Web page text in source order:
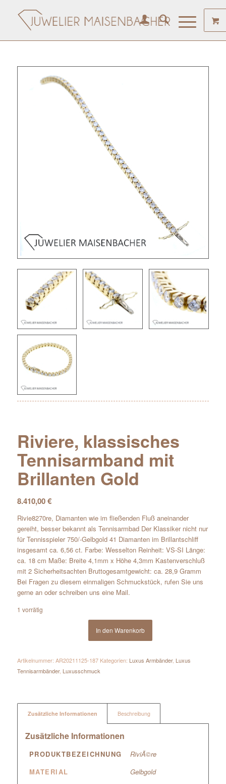
Riviere, klassisches
Tennisarmband mit
Brillanten Gold
8.410,00€
Rivie8270re, Diamanten wie im fließenden Fluß aneinander
gereiht, besser bekannt als Tennisarmbad Der Klassiker nicht nur
für Tennisspieler 750/-Gelbgold 41 Diamanten im Brillantschliff
insgesamt ca. 6,56 ct. Farbe: Wesselton Reinheit: VS-SI Länge:
ca. 18 cm Maße: Breite 4,1mm x Höhe 4,3mm Kastenverschluß
mit 2 Sicherheitsachten Bruttogesamtgewicht: ca. 28,9 Gramm
Bei Fragen zu diesem einmaligen Schmuckstück, rufen Sie uns
gerne an oder schreiben uns eine Mail.
1 vorrätig
In den Warenkorb
Artikelnummer: AR20211125-187 Kategorien: Luxus Armbänder, Luxus
Tennisarmbänder, Luxusschmuck
Zusätzliche Informationen Beschreibung
Zusätzliche Informationen
PRODUKTBEZEICHNUNG
RiviÃ©re
MATERIAL
Gelbgold